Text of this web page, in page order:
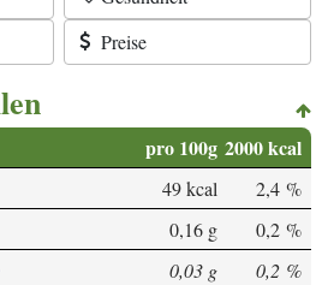
Preise
pro 100g 2000 kcal
49 kcal
2,4 %
0,16 g
0,2 %
0,03 g
0,2 %